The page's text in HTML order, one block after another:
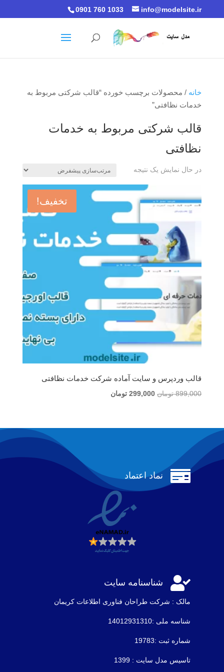
0901 760 1033 info@modelsite.ir
خانه / محصولات برچسب خورده “قالب شرکتی مربوط به
خدمات نظافتی”
قالب شرکتی مربوط به خدمات
نظافتی
در حال نمایش یک نتیجه
تخفیف!
قالب وردپرس و سایت آماده شرکت خدمات نظافتی
899,000 تومان قیمت
بود.
299,000 تومانقیمت
است.
 نماد اعتماد
 شناسنامه سایت
مالک : شرکت طراحان فناوری اطلاعات كريمان
شناسه ملی :14012931310
شماره ثبت :19783
تاسیس مدل سایت : 1399